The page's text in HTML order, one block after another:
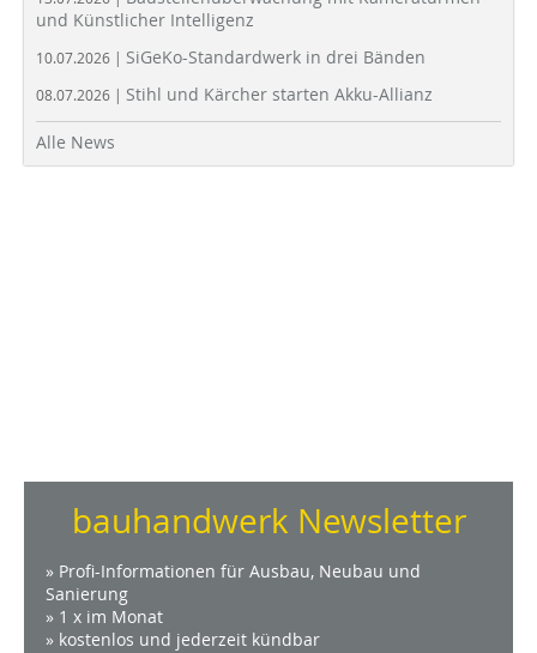
und Künstlicher Intelligenz
10.07.2026 | SiGeKo-Standardwerk in drei Bänden
08.07.2026 | Stihl und Kärcher starten Akku-Allianz
Alle News
bauhandwerk Newsletter
» Profi-Informationen für Ausbau, Neubau und
Sanierung
» 1 x im Monat
» kostenlos und jederzeit kündbar